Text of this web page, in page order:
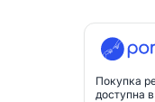
Покупка
доступна в